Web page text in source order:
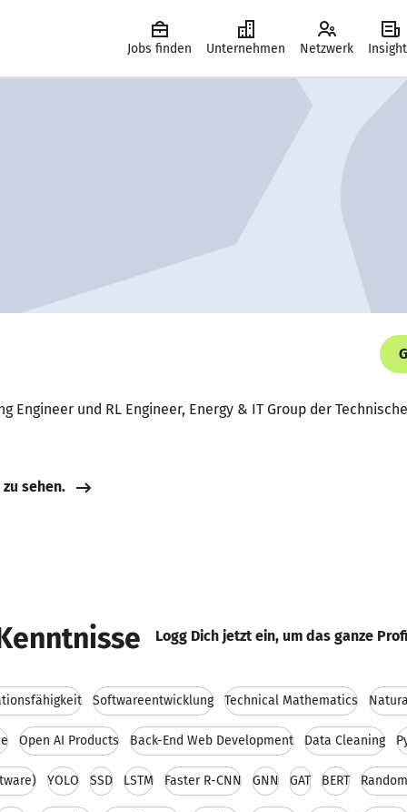
Jobs finden Unternehmen Netzwerk
Engineer und RL Engineer, Energy & IT Group der
sehen.
Logg Dich jetzt ein, um das ganze
Softwareentwicklung Technical Mathematics
Open AI Products Back-End Web Development Data Cleaning
YOLO SSD LSTM Faster R-CNN GNN GAT BERT